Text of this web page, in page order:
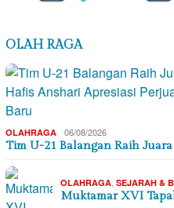
OLAH RAGA
OLAHRAGA 06/08/2026
Tim U-21 Balangan Raih
OLAHRAGA, SEJARAH &
Muktamar XVI